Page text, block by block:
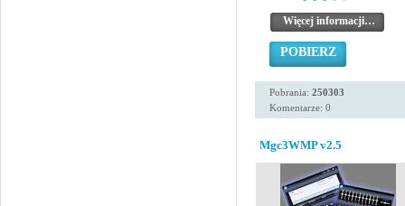
Więcej informacji…
POBIERZ
Pobrania: 250303
Komentarze: 0
Mgc3WMP v2.5